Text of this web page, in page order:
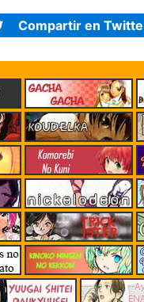
Compartir en